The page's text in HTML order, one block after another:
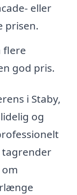
eller
prisen.
flere
god pris.
i Staby,
og
tagrender